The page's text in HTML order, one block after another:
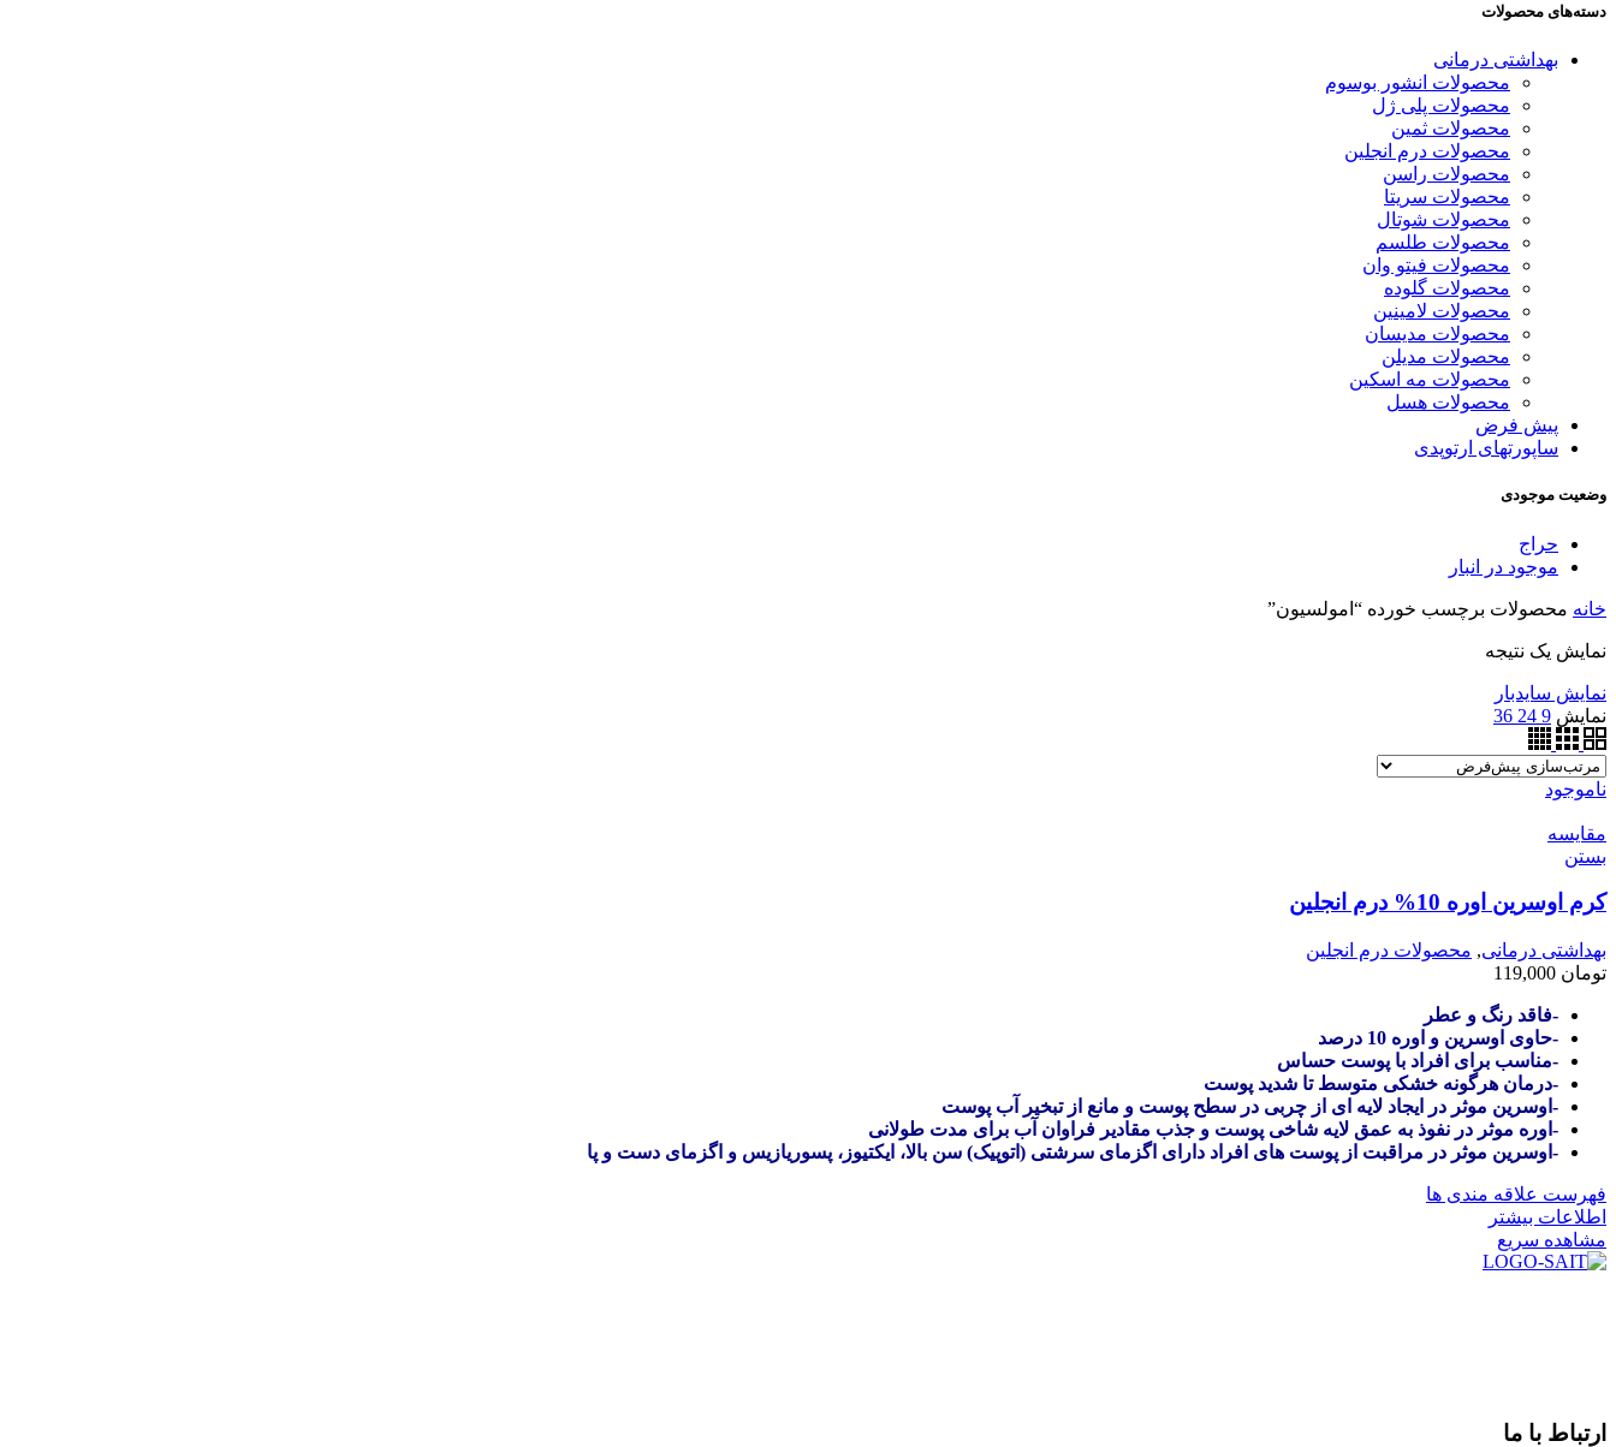
دسته‌های محصولات
بهداشتی درمانی
محصولات انشور بوسوم
محصولات پلی ژل
محصولات ثمین
محصولات درم انجلین
محصولات راسن
محصولات سریتا
محصولات شوتال
محصولات طلسم
محصولات فیتو وان
محصولات گلوده
محصولات لامینین
محصولات مدیسان
محصولات مدیلن
محصولات مه اسکین
محصولات هسل
پیش فرض
ساپورتهای ارتوپدی
وضعیت موجودی
حراج
موجود در انبار
خانه محصولات برچسب خورده “امولسیون”
نمایش یک نتیجه
نمایش سایدبار
نمایش 9
24
36
ناموجود
مقایسه
بستن
کرم اوسرین اوره 10% درم انجلین
بهداشتی درمانی, محصولات درم انجلین
تومان
-فاقد رنگ و عطر
-حاوی اوسرین و اوره 10 درصد
-مناسب برای افراد با پوست حساس
-درمان هرگونه خشکی متوسط تا شدید پوست
-اوسرین موثر در ایجاد لایه ای از چربی در سطح پوست و مانع از تبخیر آب پوست
-اوره موثر در نفوذ به عمق لایه شاخی پوست و جذب مقادیر فراوان آب برای مدت طولانی
-اوسرین موثر در مراقبت از پوست های افراد دارای اگزمای سرشتی (اتوپیک) سن بالا، ایکتیوز، پسوریازیس و اگزمای دست و پا
فهرست علاقه مندی ها
اطلاعات بیشتر
مشاهده سریع
ارتباط با ما